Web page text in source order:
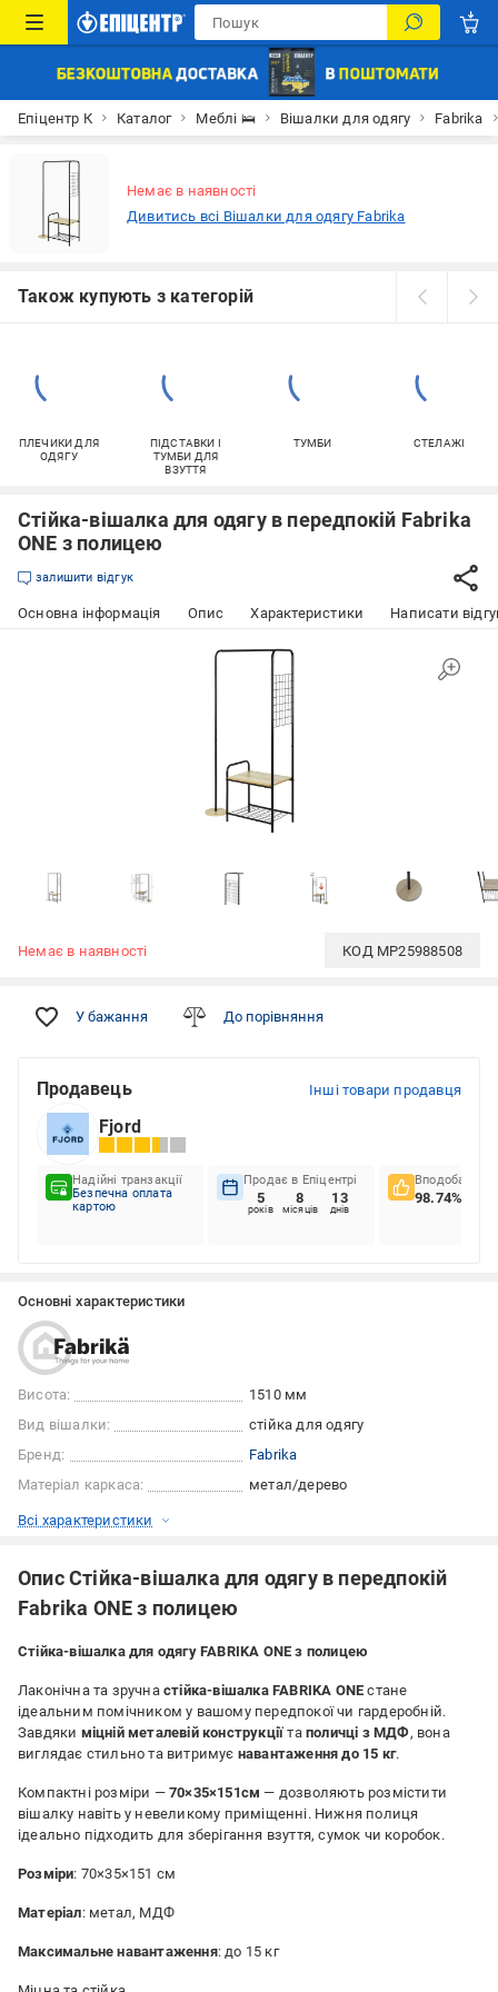
Епіцентр К Каталог Меблі 🛌 Вішалки для одягу Fabrika
Немає в наявності
Дивитись всі Вішалки для одягу Fabrika
Також купують з категорій
ПЛЕЧИКИ ДЛЯ
ОДЯГУ
ПІДСТАВКИ І
ТУМБИ ДЛЯ
ВЗУТТЯ
ТУМБИ СТЕЛАЖІ
Cтійка-вішалка для одягу в передпокій Fabrika
ONE з полицею
залишити відгук
Основна інформація Опис Характеристики Написати
Немає в наявності КОД MP25988508
У бажання До порівняння
Продавець Інші товари продавця
Fjord
Надійні транзакції
Безпечна оплата
картою
Продає в Епіцентрі
5
років
8
місяців
13
днів
Вподобання
98.74%
Основні характеристики
Висота:
1510 мм
Вид вішалки:
стійка для одягу
Бренд:
Fabrika
Матеріал каркаса:
метал/дерево
Всі характеристики
Опис Cтійка-вішалка для одягу в передпокій
Fabrika ONE з полицею
Стійка-вішалка для одягу FABRIKA ONE з полицею
Лаконічна та зручна стійка-вішалка FABRIKA ONE стане
ідеальним помічником у вашому передпокої чи гардеробній.
Завдяки міцній металевій конструкції таполичці з МДФ, вона
виглядає стильно та витримує навантаження до 15 кг.
Компактні розміри — 70×35×151см — дозволяють розмістити
вішалку навіть у невеликому приміщенні. Нижня полиця
ідеально підходить для зберігання взуття, сумок чи коробок.
Розміри: 70×35×151 см
Матеріал: метал, МДФ
Максимальне навантаження: до 15 кг